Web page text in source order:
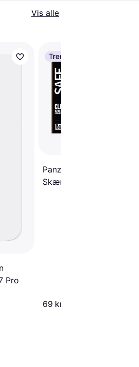
Vis alle
Pro
Trender
PanzerGlass Safe
Skærmbeskyttelse iPhone
69 kr.